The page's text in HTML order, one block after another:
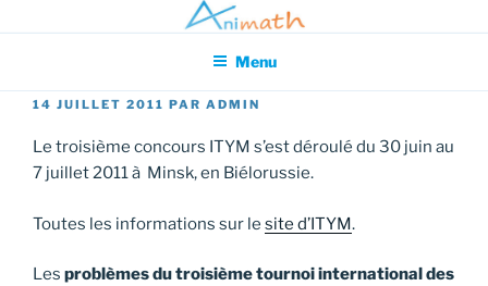
au
principal
Association pour l'Animation en Mathématiques
Menu
PUBLIÉ
14 JUILLET 2011 PAR ADMIN
Le troisième concours ITYM s’est déroulé du 30 juin au
7 juillet 2011 à Minsk, en Biélorussie.
Toutes les informations sur le site d’ITYM.
Les problèmes du troisième tournoi international des